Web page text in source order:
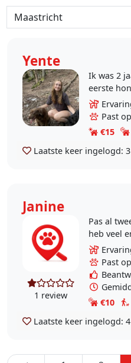
Yente
Ik was 2
eerste
retriever)
een hond
was een
Past
€15
Laatste keer ingelogd:
Janine
1 review
Pas al
heb veel
of uit
Past
€10
Laatste keer ingelogd: